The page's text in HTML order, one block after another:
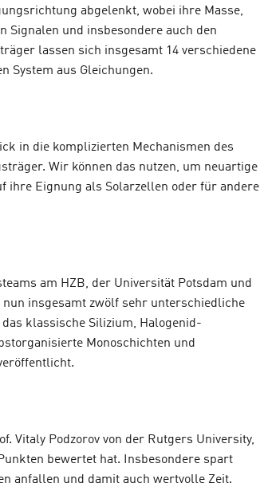
abgelenkt, wobei ihre Masse,
Signalen und insbesondere auch den
lassen sich insgesamt 14 verschiedene
System aus Gleichungen.
in die komplizierten Mechanismen des
Wir können das nutzen, um neuartige
ihre Eignung als Solarzellen oder für andere
am HZB, der Universität Potsdam und
insgesamt zwölf sehr unterschiedliche
klassische Silizium, Halogenid-
Monoschichten und
Vitaly Podzorov von der Rutgers University,
bewertet hat. Insbesondere spart
anfallen und damit auch wertvolle Zeit.